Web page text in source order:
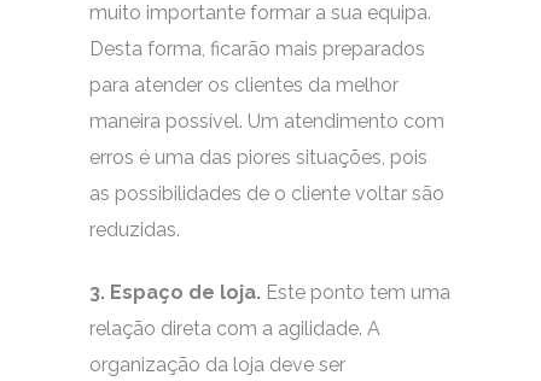
muito importante formar a sua equipa.
Desta forma, ficarão mais preparados
para atender os clientes da melhor
maneira possível. Um atendimento com
erros é uma das piores situações, pois
as possibilidades de o cliente voltar são
reduzidas.
3. Espaço de loja. Este ponto tem uma
relação direta com a agilidade. A
organização da loja deve ser